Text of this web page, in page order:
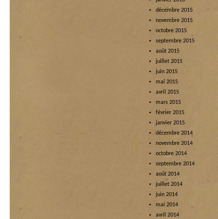
décembre 2015
novembre 2015
octobre 2015
septembre 2015
août 2015
juillet 2015
juin 2015
mai 2015
avril 2015
mars 2015
février 2015
janvier 2015
décembre 2014
novembre 2014
octobre 2014
septembre 2014
août 2014
juillet 2014
juin 2014
mai 2014
avril 2014